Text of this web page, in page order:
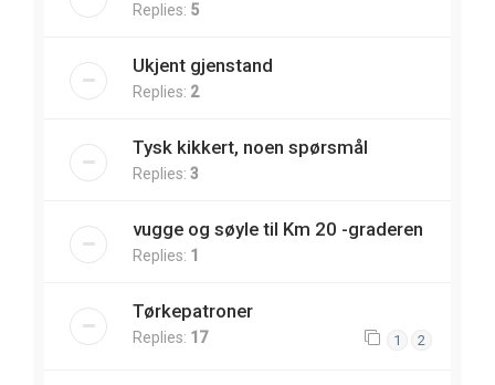
Replies: 5
Ukjent gjenstand
Replies: 2
Tysk kikkert, noen spørsmål
Replies: 3
vugge og søyle til Km 20 -graderen
Replies: 1
Tørkepatroner
Replies: 17 1 2